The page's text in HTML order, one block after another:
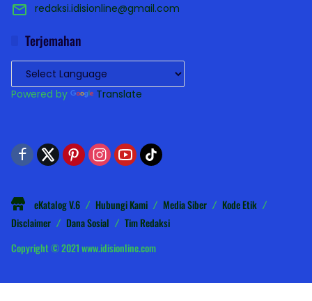
redaksi.idisionline@gmail.com
Terjemahan
Powered by Translate
eKatalog V.6 Hubungi Kami Media Siber
Kode Etik
Disclaimer
Dana Sosial
Tim Redaksi
Copyright © 2021 www.idisionline.com